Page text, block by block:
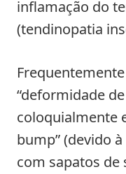
inflamação do
(tendinopatia
“deformidade
coloquialmente
bump” (devido
com sapatos de